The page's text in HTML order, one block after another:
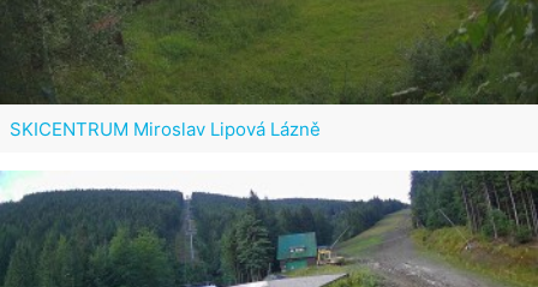
SKICENTRUM Miroslav Lipová Lázně